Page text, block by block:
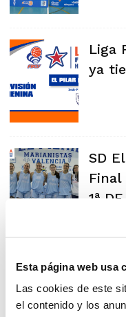
Esta página web usa
Las cookies de este
el contenido y los
Liga
ya
SD
Final
1ª DF